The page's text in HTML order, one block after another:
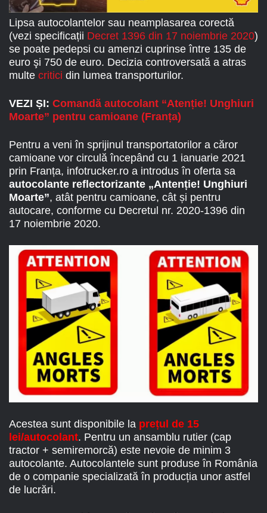
Lipsa autocolantelor sau neamplasarea corectă
(vezi specificații Decret 1396 din 17 noiembrie 2020)
se poate pedepsi cu amenzi cuprinse între 135 de
euro şi 750 de euro. Decizia controversată a atras
multe critici din lumea transporturilor.
VEZI ȘI: Comandă autocolant “Atenție! Unghiuri
Moarte” pentru camioane (Franța)
Pentru a veni în sprijinul transportatorilor a căror
camioane vor circulă începând cu 1 ianuarie 2021
prin Franța, infotrucker.ro a introdus în oferta sa
autocolante reflectorizante „Antenție! Unghiuri
Moarte”, atât pentru camioane, cât și pentru
autocare, conforme cu Decretul nr. 2020-1396 din
17 noiembrie 2020.
Acestea sunt disponibile la prețul de 15
lei/autocolant. Pentru un ansamblu rutier (cap
tractor + semiremorcă) este nevoie de minim 3
autocolante. Autocolantele sunt produse în România
de o companie specializată în producția unor astfel
de lucrări.